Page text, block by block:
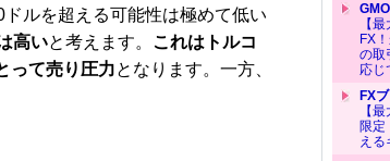
ルを超える可能性は極めて低い
高いと考えます。 これはトルコ
って売り圧力となります。一方、
【
FX
の取
応じ
FX
【
限定
える